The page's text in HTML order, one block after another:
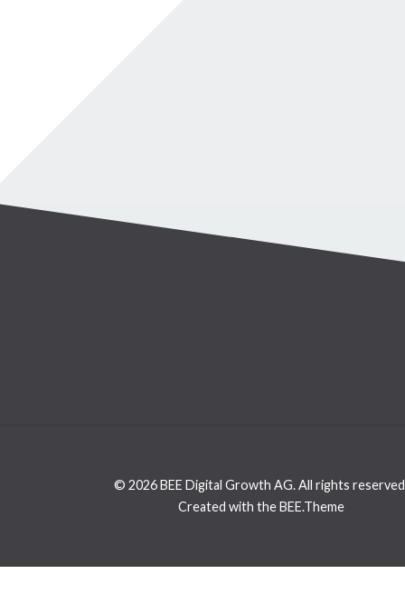
© 2026 BEE Digital Growth AG. All rights
Created with the BEE.Theme